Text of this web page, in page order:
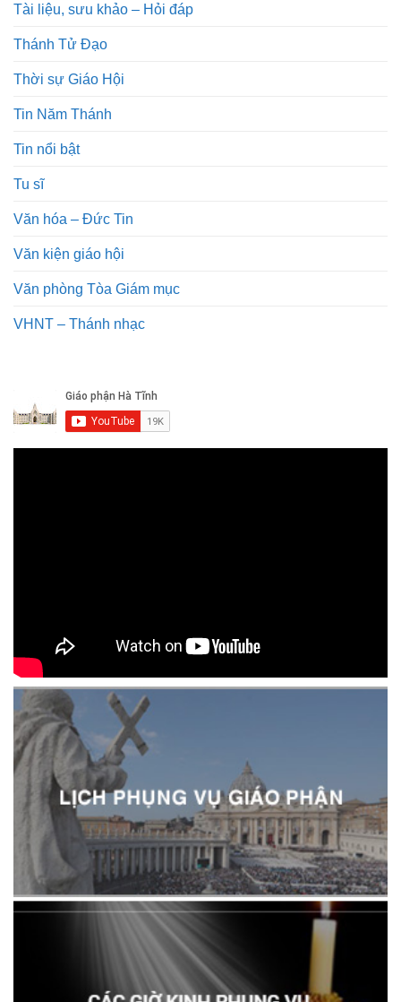
Tài liệu, sưu khảo – Hỏi đáp
Thánh Tử Đạo
Thời sự Giáo Hội
Tin Năm Thánh
Tin nổi bật
Tu sĩ
Văn hóa – Đức Tin
Văn kiện giáo hội
Văn phòng Tòa Giám mục
VHNT – Thánh nhạc